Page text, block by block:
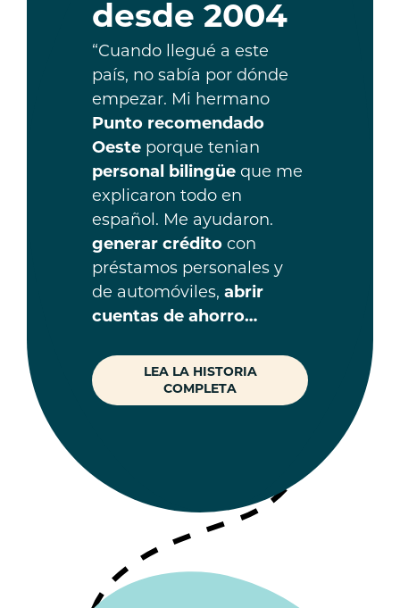
desde 2004
“Cuando llegué a este
país, no sabía por dónde
empezar. Mi hermano
Punto recomendado
Oeste porque tenian
personal bilingüe que me
explicaron todo en
español. Me ayudaron.
generar crédito con
préstamos personales y
de automóviles,abrir
cuentas de ahorro…
LEA LA HISTORIA
COMPLETA